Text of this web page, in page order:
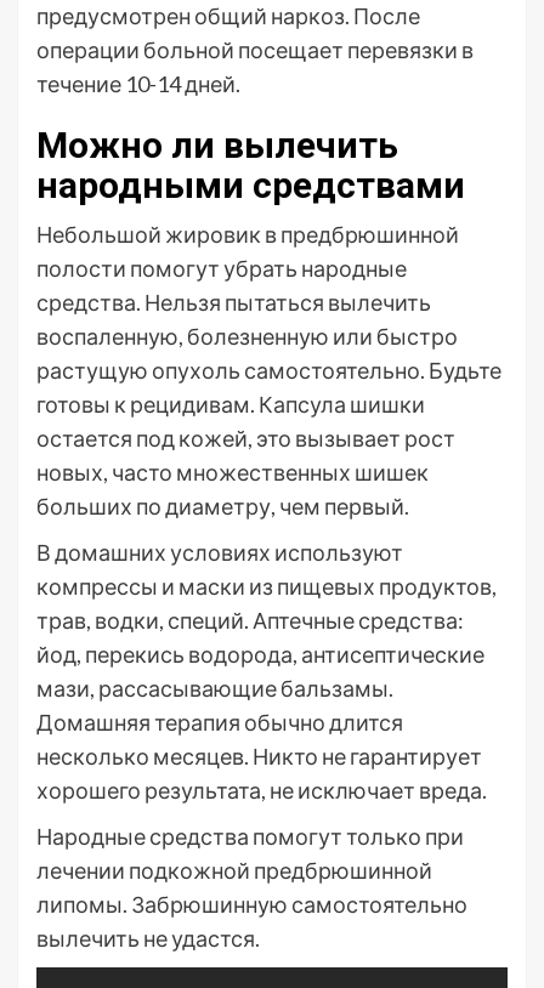
предусмотрен общий наркоз. После
операции больной посещает перевязки в
течение 10-14 дней.
Можно ли вылечить
народными средствами
Небольшой жировик в предбрюшинной
полости помогут убрать народные
средства. Нельзя пытаться вылечить
воспаленную, болезненную или быстро
растущую опухоль самостоятельно. Будьте
готовы к рецидивам. Капсула шишки
остается под кожей, это вызывает рост
новых, часто множественных шишек
больших по диаметру, чем первый.
В домашних условиях используют
компрессы и маски из пищевых продуктов,
трав, водки, специй. Аптечные средства:
йод, перекись водорода, антисептические
мази, рассасывающие бальзамы.
Домашняя терапия обычно длится
несколько месяцев. Никто не гарантирует
хорошего результата, не исключает вреда.
Народные средства помогут только при
лечении подкожной предбрюшинной
липомы. Забрюшинную самостоятельно
вылечить не удастся.